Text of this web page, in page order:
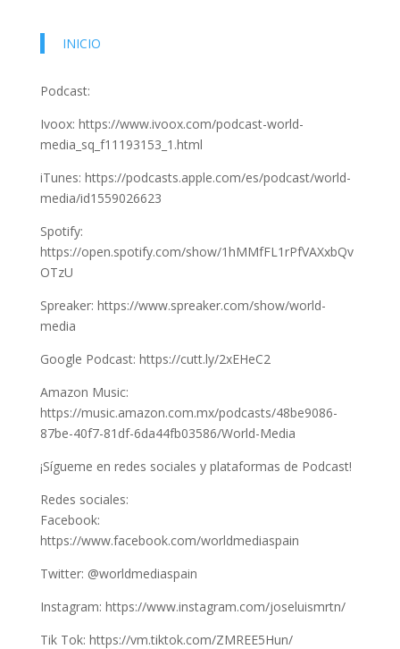
INICIO
Podcast:
Ivoox: https://www.ivoox.com/podcast-world-
media_sq_f11193153_1.html
iTunes: https://podcasts.apple.com/es/podcast/world-
media/id1559026623
Spotify:
https://open.spotify.com/show/1hMMfFL1rPfVAXxbQv
OTzU
Spreaker: https://www.spreaker.com/show/world-
media
Google Podcast: https://cutt.ly/2xEHeC2
Amazon Music:
https://music.amazon.com.mx/podcasts/48be9086-
87be-40f7-81df-6da44fb03586/World-Media
¡Sígueme en redes sociales y plataformas de Podcast!
Redes sociales:
Facebook:
https://www.facebook.com/worldmediaspain
Twitter: @worldmediaspain
Instagram: https://www.instagram.com/joseluismrtn/
Tik Tok: https://vm.tiktok.com/ZMREE5Hun/